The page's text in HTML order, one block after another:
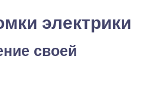
электрики
своей